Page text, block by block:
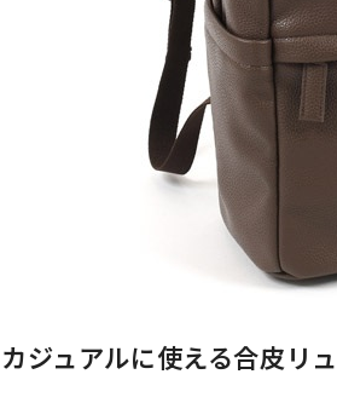
カジュアルに使える合皮リ